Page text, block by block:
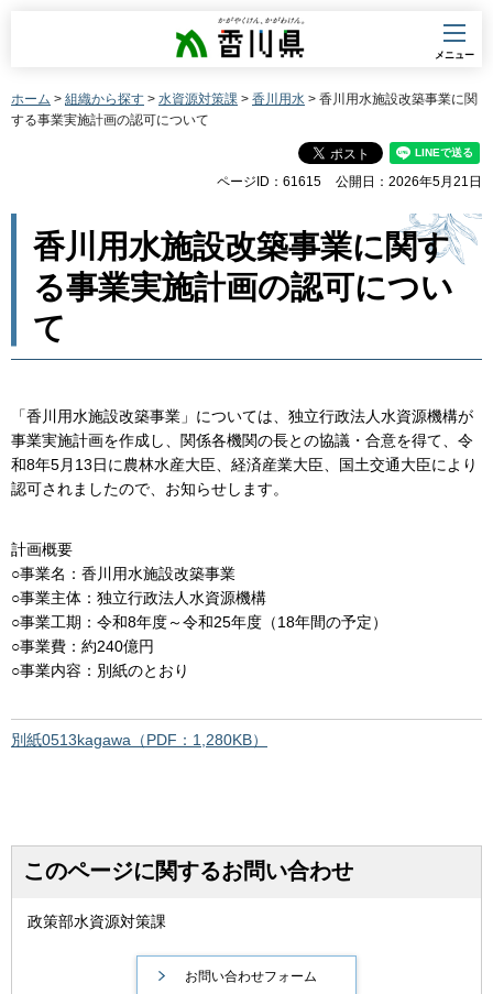
香川県
メニュー
ホーム > 組織から探す > 水資源対策課 > 香川用水 > 香川用水施設改築事業に関
する事業実施計画の認可について
ページID：61615 公開日：2026年5月21日
香川用水施設改築事業に関す
る事業実施計画の認可につい
て
「香川用水施設改築事業」については、独立行政法人水資源機構が
事業実施計画を作成し、関係各機関の長との協議・合意を得て、令
和8年5月13日に農林水産大臣、経済産業大臣、国土交通大臣により
認可されましたので、お知らせします。
計画概要
○事業名：香川用水施設改築事業
○事業主体：独立行政法人水資源機構
○事業工期：令和8年度～令和25年度（18年間の予定）
○事業費：約240億円
○事業内容：別紙のとおり
別紙0513kagawa（PDF：1,280KB）
このページに関するお問い合わせ
政策部水資源対策課